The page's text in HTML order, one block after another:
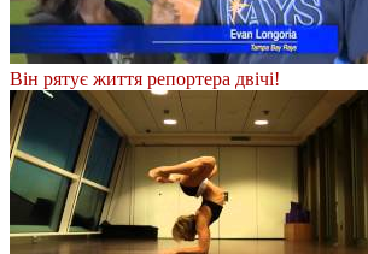
Він рятує життя репортера двічі!